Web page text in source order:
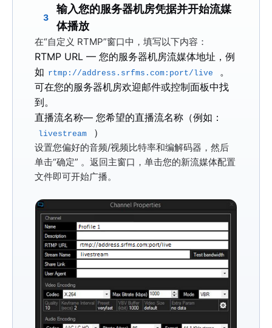
3
输入您的服务器机房凭据并开始流媒
体播放
在“自定义 RTMP”窗口中，填写以下内容：
RTMP URL — 您的服务器机房流媒体地址，例
如 rtmp://address.srfms.com:port/live
。
可在您的服务器机房欢迎邮件或控制面板中找
到。
直播流名称— 您希望的直播流名称（例如：
livestream ）
设置您偏好的音频/视频比特率和编解码器，然后
单击“确定” 。返回主窗口，单击您的新流媒体配置
文件即可开始广播。